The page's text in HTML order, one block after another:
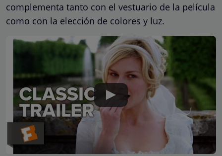
complementa tanto con el vestuario de la película
como con la elección de colores y luz.